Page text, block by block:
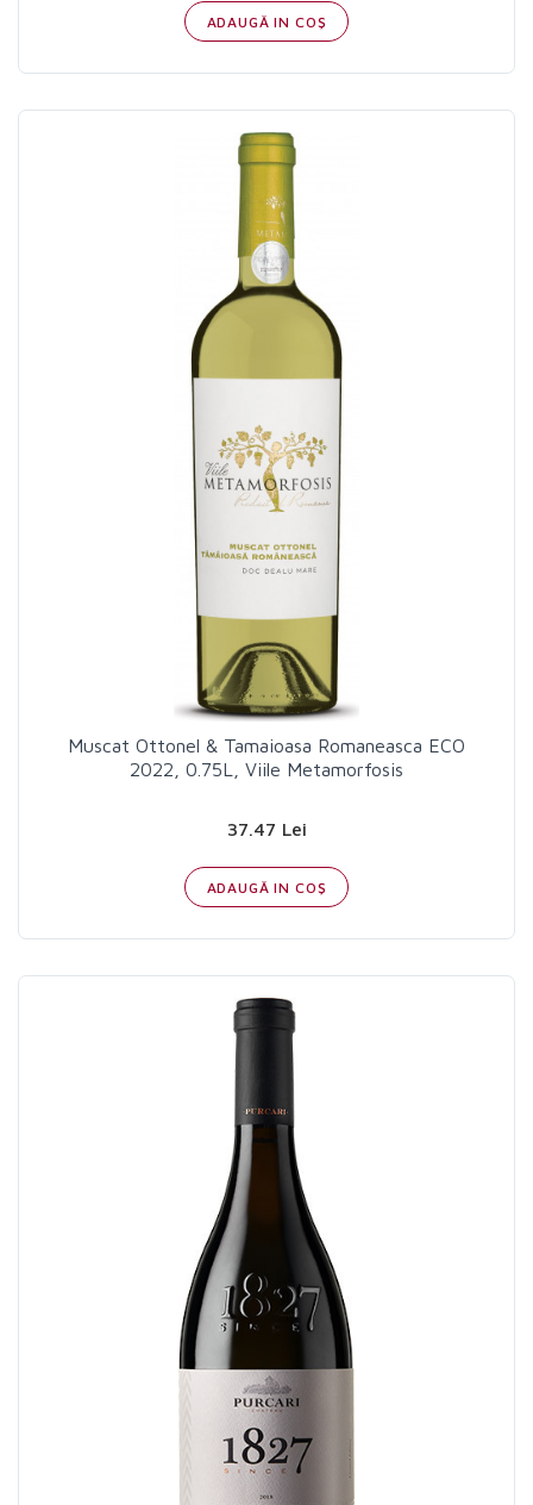
ADAUGĂ IN COŞ
Muscat Ottonel & Tamaioasa Romaneasca ECO
2022, 0.75L, Viile Metamorfosis
37.47 Lei
ADAUGĂ IN COŞ